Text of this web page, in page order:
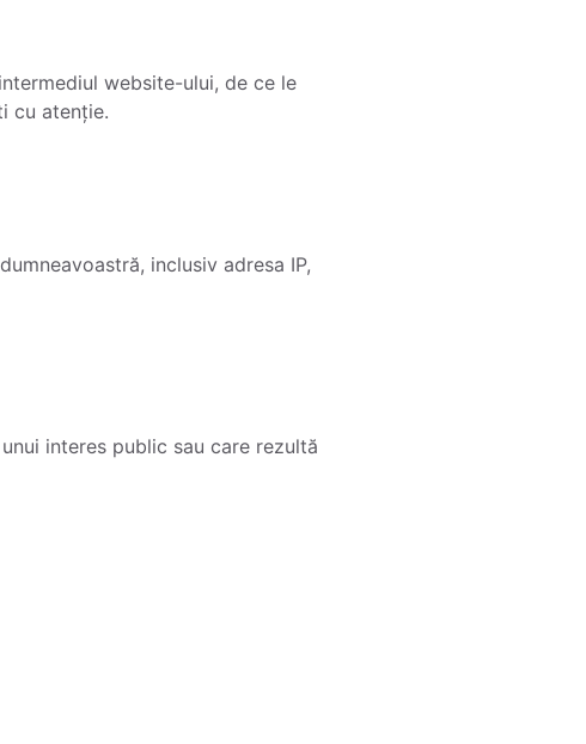
website-ului, de ce le
cu atenție.
inclusiv adresa IP,
interes public sau care rezultă